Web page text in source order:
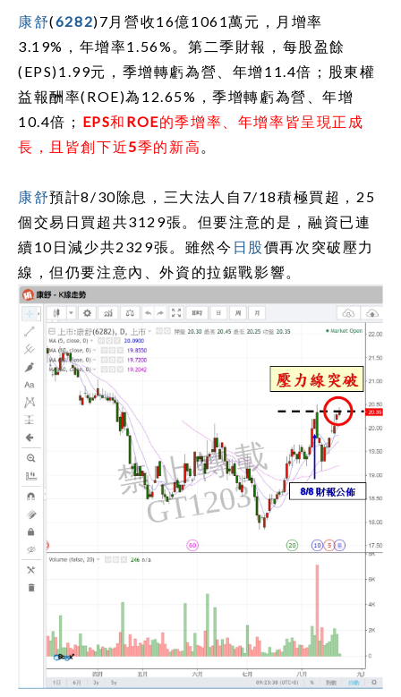
康舒(6282)7 月營收16億1061萬元，月增率
3.19% ，年增率1.56% 。第二季財報，每股盈餘
(EPS)1.99元，季增轉虧為營、年增 11.4倍；股東權
益報酬率(ROE)為 12.65% ，季增轉虧為營、年增
10.4倍； EPS和 ROE的季增率、年增率皆呈現正成
長，且皆創下近5季的新高 。
康舒預計8/30除息，三大法人自 7/18積極買超， 25
個交易日買超共3129張。但要注意的是，融資已連
續10日減少共2329張。雖然今 日股價再次突破壓力
線，但仍要注意內、外資的拉鋸戰影響。